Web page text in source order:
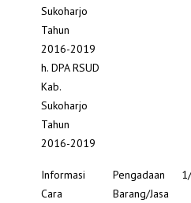
Sukoharjo
Tahun
2016-2019
h. DPA RSUD
Kab.
Sukoharjo
Tahun
2016-2019
Informasi
Cara
Pengadaan
Barang/Jasa